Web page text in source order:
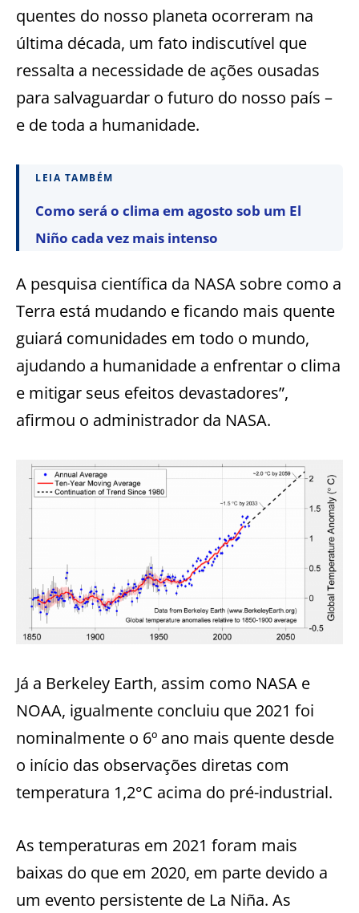
quentes do nosso planeta ocorreram na
última década, um fato indiscutível que
ressalta a necessidade de ações ousadas
para salvaguardar o futuro do nosso país –
e de toda a humanidade.
LEIA TAMBÉM
Como será o clima em agosto sob um El
Niño cada vez mais intenso
A pesquisa científica da NASA sobre como a
Terra está mudando e ficando mais quente
guiará comunidades em todo o mundo,
ajudando a humanidade a enfrentar o clima
e mitigar seus efeitos devastadores”,
afirmou o administrador da NASA.
Já a Berkeley Earth, assim como NASA e
NOAA, igualmente concluiu que 2021 foi
nominalmente o 6º ano mais quente desde
o início das observações diretas com
temperatura 1,2°C acima do pré-industrial.
As temperaturas em 2021 foram mais
baixas do que em 2020, em parte devido a
um evento persistente de La Niña. As